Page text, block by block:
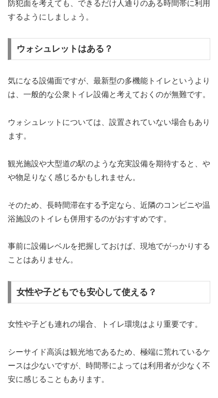
防犯面を考えても、できるだけ人通りのある時間帯に利用
するようにしましょう。
ウォシュレットはある？
気になる設備面ですが、最新型の多機能トイレというより
は、一般的な公衆トイレ設備と考えておくのが無難です。
ウォシュレットについては、設置されていない場合もあり
ます。
観光施設や大型道の駅のような充実設備を期待すると、や
や物足りなく感じるかもしれません。
そのため、長時間滞在する予定なら、近隣のコンビニや温
浴施設のトイレも併用するのがおすすめです。
事前に設備レベルを把握しておけば、現地でがっかりする
ことはありません。
女性や子どもでも安心して使える？
女性や子ども連れの場合、トイレ環境はより重要です。
シーサイド高浜は観光地であるため、極端に荒れているケ
ースは少ないですが、時間帯によっては利用者が少なく不
安に感じることもあります。